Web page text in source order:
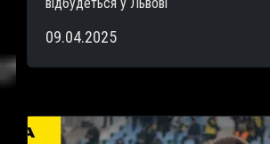
09.04.2025